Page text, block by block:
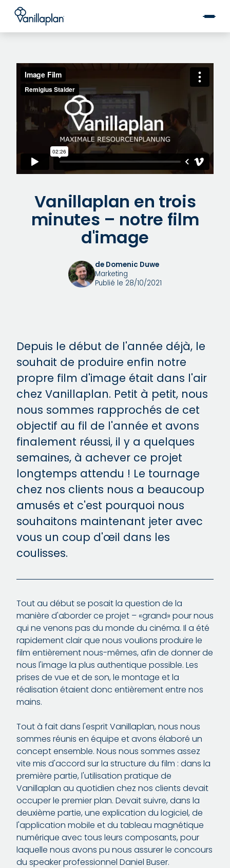
®
Vanillaplan en trois
minutes – notre film
d'image
de Domenic Duwe
Marketing
Publié le 28/10/2021
Depuis le début de l'année déjà, le
souhait de produire enfin notre
propre film d'image était dans l'air
chez Vanillaplan. Petit à petit, nous
nous sommes rapprochés de cet
objectif au fil de l'année et avons
finalement réussi, il y a quelques
semaines, à achever ce projet
longtemps attendu ! Le tournage
chez nos clients nous a beaucoup
amusés et c'est pourquoi nous
souhaitons maintenant jeter avec
vous un coup d'œil dans les
coulisses.
Tout au début se posait la question de la
manière d'aborder ce projet – «grand» pour nous
qui ne venons pas du monde du cinéma. Il a été
rapidement clair que nous voulions produire le
film entièrement nous-mêmes, afin de donner de
nous l'image la plus authentique possible. Les
prises de vue et de son, le montage et la
réalisation étaient donc entièrement entre nos
mains.
Tout à fait dans l'esprit Vanillaplan, nous nous
sommes réunis en équipe et avons élaboré un
concept ensemble. Nous nous sommes assez
vite mis d'accord sur la structure du film : dans la
première partie, l'utilisation pratique de
Vanillaplan au quotidien chez nos clients devait
occuper le premier plan. Devait suivre, dans la
deuxième partie, une explication du logiciel, de
l'application mobile et du tableau magnétique
numérique avec tous leurs composants, pour
laquelle nous avons pu nous assurer le concours
du speaker professionnel Daniel Buser.